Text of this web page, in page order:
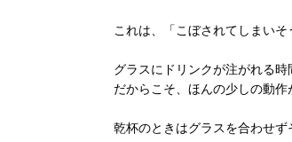
これは、「こぼされてしまい
グラスにドリンクが注がれる時
だからこそ、ほんの少しの動作
乾杯のときはグラスを合わせず